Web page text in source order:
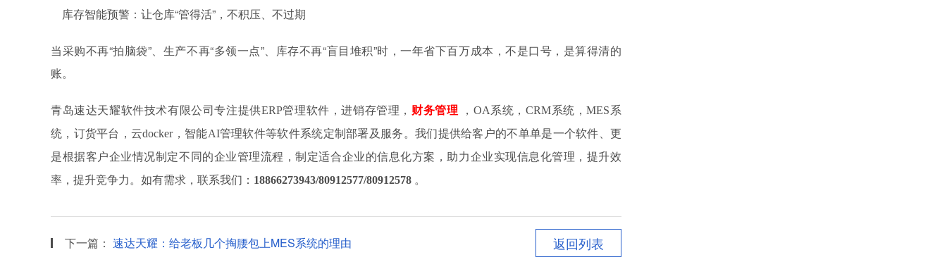
库存智能预警：让仓库“管得活”，不积压、不过期
当采购不再“拍脑袋”、生产不再“多领一点”、库存不再“盲目堆积”时，一年省下百万成本，不是口号，是算得清的
账。
青岛速达天耀软件技术有限公司专注提供ERP管理软件，进销存管理， 财务管理
，OA系统，CRM系统，MES系
统，订货平台，云docker，智能AI管理软件等软件系统定制部署及服务。我们提供给客户的不单单是一个软件、更
是根据客户企业情况制定不同的企业管理流程，制定适合企业的信息化方案，助力企业实现信息化管理，提升效
率，提升竞争力。如有需求，联系我们： 18866273943/80912577/80912578 。
下一篇： 速达天耀：给老板几个掏腰包上MES系统的理由 返回列表